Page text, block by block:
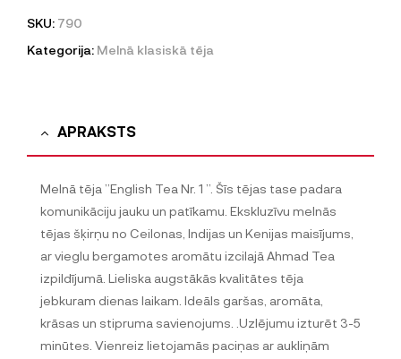
SKU: 790
Kategorija: Melnā klasiskā tēja
APRAKSTS
Melnā tēja ”English Tea Nr. 1 ”. Šīs tējas tase padara
komunikāciju jauku un patīkamu. Ekskluzīvu melnās
tējas šķirņu no Ceilonas, Indijas un Kenijas maisījums,
ar vieglu bergamotes aromātu izcilajā Ahmad Tea
izpildījumā. Lieliska augstākās kvalitātes tēja
jebkuram dienas laikam. Ideāls garšas, aromāta,
krāsas un stipruma savienojums. .Uzlējumu izturēt 3-5
minūtes. Vienreiz lietojamās paciņas ar aukliņām